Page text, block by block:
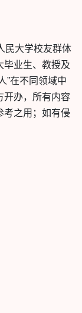
民大学校友群体
毕业生、教授及
”在不同领域中
开办，所有内容
考之用；如有侵